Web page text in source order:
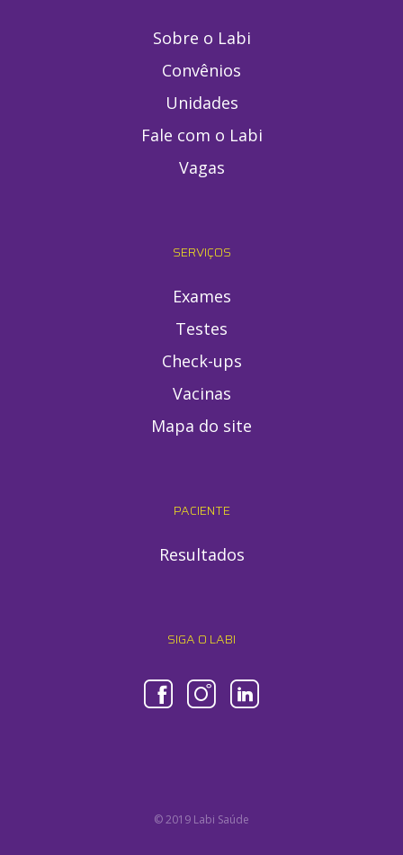
Sobre o Labi
Convênios
Unidades
Fale com o Labi
Vagas
SERVIÇOS
Exames
Testes
Check-ups
Vacinas
Mapa do site
PACIENTE
Resultados
SIGA O LABI
© 2019 Labi Saúde